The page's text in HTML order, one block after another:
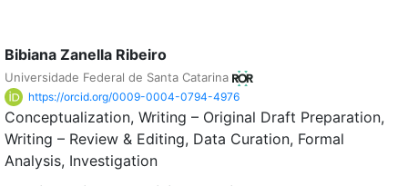
Bibiana Zanella Ribeiro
Universidade Federal de Santa Catarina
https://orcid.org/0009-0004-0794-4976
Conceptualization Writing – Original Draft Preparation
Writing – Review & Editing Data Curation Formal
Analysis Investigation